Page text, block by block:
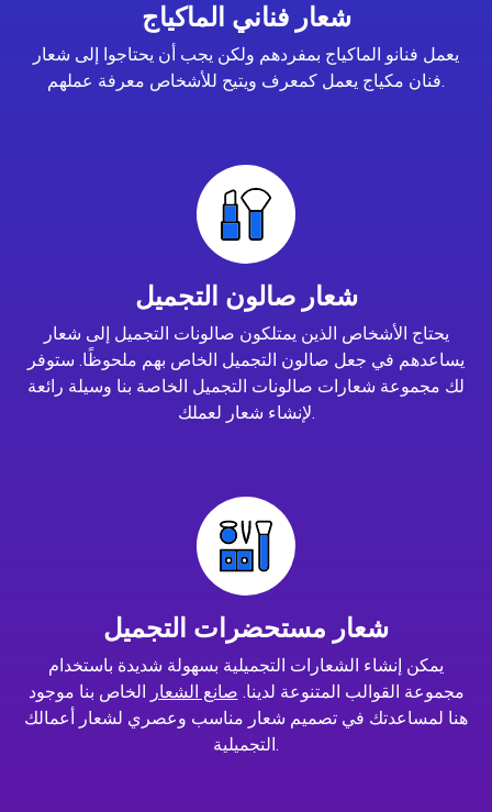
شعار فناني الماكياج
يعمل فنانو الماكياج بمفردهم ولكن يجب أن يحتاجوا إلى شعار
فنان مكياج يعمل كمعرف ويتيح للأشخاص معرفة عملهم.
شعار صالون التجميل
يحتاج الأشخاص الذين يمتلكون صالونات التجميل إلى شعار
يساعدهم في جعل صالون التجميل الخاص بهم ملحوظًا. ستوفر
لك مجموعة شعارات صالونات التجميل الخاصة بنا وسيلة رائعة
لإنشاء شعار لعملك.
شعار مستحضرات التجميل
يمكن إنشاء الشعارات التجميلية بسهولة شديدة باستخدام
مجموعة القوالب المتنوعة لدينا. صانع الشعار الخاص بنا موجود
هنا لمساعدتك في تصميم شعار مناسب وعصري لشعار أعمالك
التجميلية.